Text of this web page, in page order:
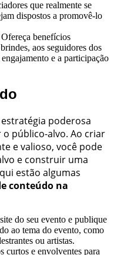
que realmente se
dispostos a promovê-lo
Ofereça benefícios
aos seguidores dos
e a participação
poderosa
público-alvo. Ao criar
e valioso, você pode
e construir uma
estão algumas
conteúdo na
do seu evento e publique
ao tema do evento, como
ou artistas.
curtos e envolventes para